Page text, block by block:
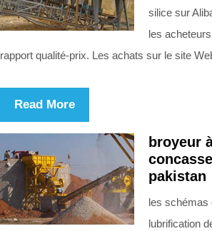
silice sur
les
rapport qualité-prix. Les achats sur le site
Read More
broyeur
pakistan
les schémas
lubrification